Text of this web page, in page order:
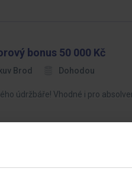
bonus 50 000 Kč
Brod Dohodou
údržbáře! Vhodné i pro